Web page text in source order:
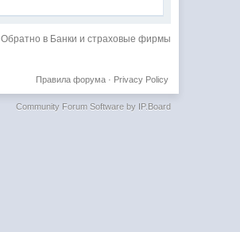
Обратно в Банки и страховые фирмы
Privacy Policy
Правила форума·
Community Forum Software by IP.Board